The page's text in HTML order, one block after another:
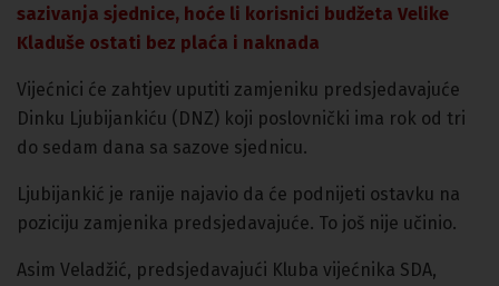
sazivanja sjednice, hoće li korisnici budžeta Velike
Kladuše ostati bez plaća i naknada
Vijećnici će zahtjev uputiti zamjeniku predsjedavajuće
Dinku Ljubijankiću (DNZ) koji poslovnički ima rok od tri
do sedam dana sa sazove sjednicu.
Ljubijankić je ranije najavio da će podnijeti ostavku na
poziciju zamjenika predsjedavajuće. To još nije učinio.
Asim Veladžić, predsjedavajući Kluba vijećnika SDA,